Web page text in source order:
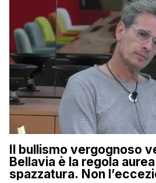
Il bullismo vergognoso
Bellavia è la regola
spazzatura. Non